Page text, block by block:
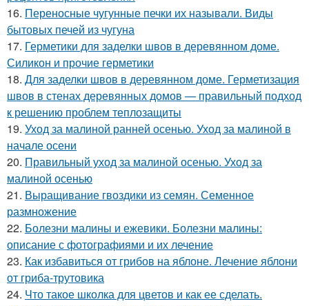
16. Переносные чугунные печки их называли. Виды
бытовых печей из чугуна
17. Герметики для заделки швов в деревянном доме.
Силикон и прочие герметики
18. Для заделки швов в деревянном доме. Герметизация
швов в стенах деревянных домов — правильный подход
к решению проблем теплозащиты
19. Уход за малиной ранней осенью. Уход за малиной в
начале осени
20. Правильный уход за малиной осенью. Уход за
малиной осенью
21. Выращивание гвоздики из семян. Семенное
размножение
22. Болезни малины и ежевики. Болезни малины:
описание с фотографиями и их лечение
23. Как избавиться от грибов на яблоне. Лечение яблони
от гриба-трутовика
24. Что такое школка для цветов и как ее сделать.